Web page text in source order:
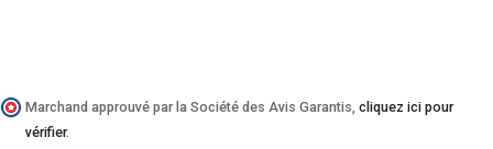
Marchand approuvé par la Société des Avis Garantis, cliquez ici pour
vérifier.